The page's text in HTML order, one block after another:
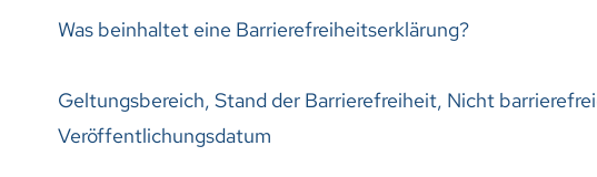
Was beinhaltet eine Barrierefreiheitserklärung?
Geltungsbereich, Stand der Barrierefreiheit, Nicht
Veröffentlichungsdatum